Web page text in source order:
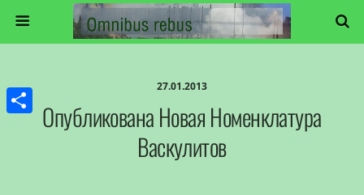
27.01.2013
Опубликована Новая Номенклатура
Васкулитов
Share